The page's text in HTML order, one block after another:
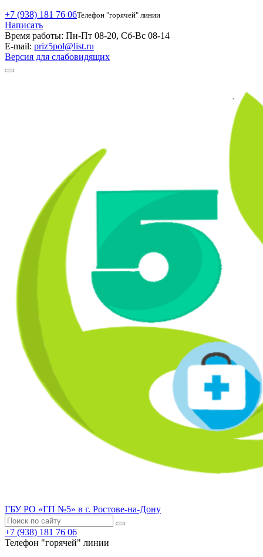
+7 (938) 181 76 06Телефон "горячей" линии
Написать
Время работы: Пн-Пт 08-20, Сб-Вс 08-14
E-mail: priz5pol@list.ru
Версия для слабовидящих
ГБУ РО «ГП №5» в г. Ростове-на-Дону
+7 (938) 181 76 06
Телефон "горячей" линии